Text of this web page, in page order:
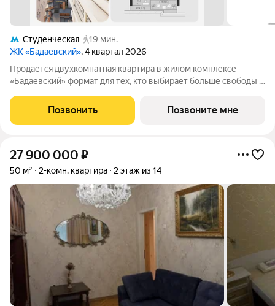
Студенческая
19 мин.
ЖК «Бадаевский», 4 квартал 2026
Продаётся двухкомнатная квартира в жилом комплексе
«Бадаевский» формат для тех, кто выбирает больше свободы и
света, открытых видов и архитектуры вокруг формирует
ощущение жизни на высоте.
Позвонить Позвоните мне
27 900 000 ₽
50 м² 2-комн. квартира 2 этаж из 14